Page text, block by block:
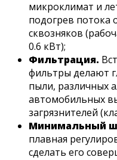
микроклимат и
подогрев потока
сквозняков
0.6 кВт);
Фильтрация.
фильтры делают
пыли, различных
автомобильных
загрязнителей
Минимальный
плавная
сделать его